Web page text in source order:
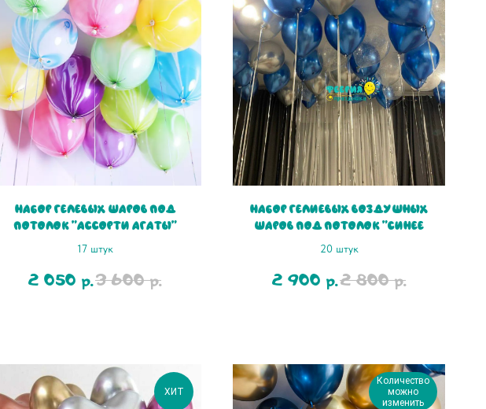
Набор гелевых шаров под
потолок "Ассорти Агаты"
17 штук
2 050 р.3 600 р.
Набор гелиевых воздушных
шаров под потолок "Синее
серебро хром"
20 штук
2 900 р.2 800 р.
ХИТ
Количество
можно
изменить